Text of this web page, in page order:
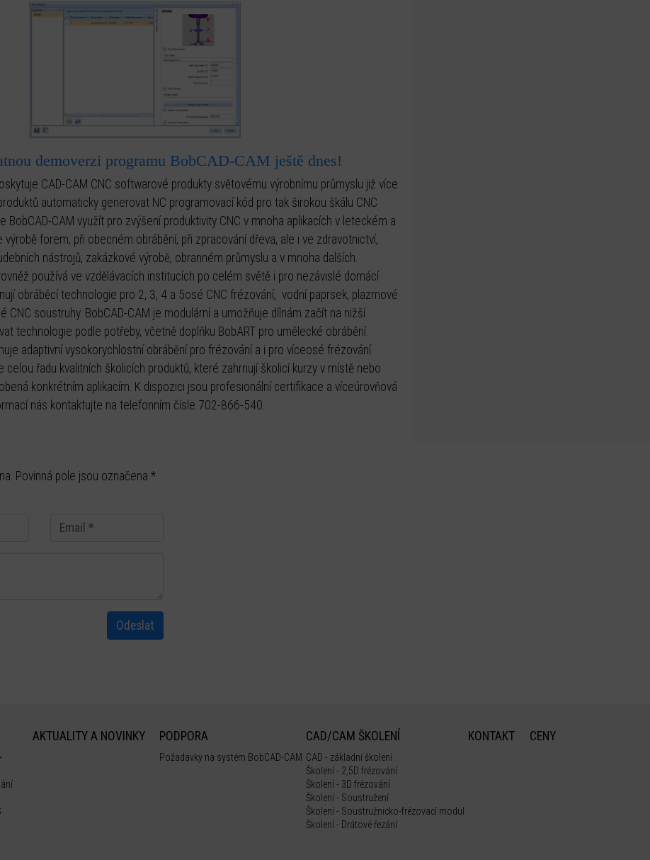
demoverzi programu BobCAD-CAM ještě dnes!
CAD-CAM CNC softwarové produkty světovému výrobnímu průmyslu již více
automaticky generovat NC programovací kód pro tak širokou škálu CNC
CAM využít pro zvýšení produktivity CNC v mnoha aplikacích v leteckém a
forem, při obecném obrábění, při zpracování dřeva, ale i ve zdravotnictví,
nástrojů, zakázkové výrobě, obranném průmyslu a v mnoha dalších.
používá ve vzdělávacích institucích po celém světě i pro nezávislé domácí
obráběcí technologie pro 2, 3, 4 a 5osé CNC frézování, vodní paprsek, plazmové
CNC soustruhy. BobCAD-CAM je modulární a umožňuje dílnám začít na nižší
technologie podle potřeby, včetně doplňku BobART pro umělecké obrábění.
adaptivní vysokorychlostní obrábění pro frézování a i pro víceosé frézování.
celou řadu kvalitních školicích produktů, které zahrnují školicí kurzy v místě nebo
konkrétním aplikacím. K dispozici jsou profesionální certifikace a víceúrovňová
nás kontaktujte na telefonním čísle 702-866-540.
Povinná pole jsou označena *
Odeslat
AKTUALITY A NOVINKY PODPORA
Požadavky na systém BobCAD-CAM
CAD/CAM ŠKOLENÍ
CAD - základní školení
Školení - 2,5D frézování
Školení - 3D frézování
Školení - Soustružení
Školení - Soustružnicko-frézovací modul
Školení - Drátové řezání
KONTAKT CENY